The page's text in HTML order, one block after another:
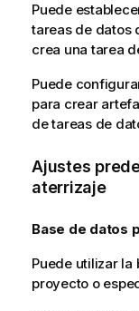
Puede
tareas de datos
crea una tarea
Puede
para crear
de tareas de
Ajustes
aterrizaje
Base de datos
Puede utilizar
proyecto o